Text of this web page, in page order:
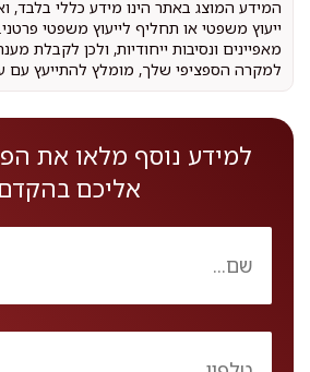
המידע המוצג באתר הינו מידע כללי בלבד,
ייעוץ משפטי או תחליף לייעוץ משפטי
מאפיינים ונסיבות ייחודיות, ולכן לקבלת
למקרה הספציפי שלך, מומלץ להתייעץ עם
למידע נוסף מלאו את
אליכם